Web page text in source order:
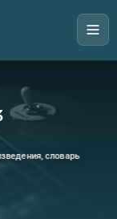
словарь